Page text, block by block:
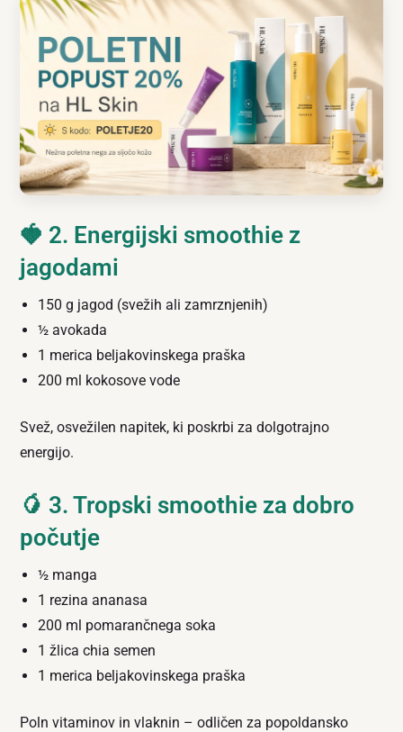
🍓 2. Energijski smoothie z
jagodami
150 g jagod (svežih ali zamrznjenih)
½ avokada
1 merica beljakovinskega praška
200 ml kokosove vode
Svež, osvežilen napitek, ki poskrbi za dolgotrajno
energijo.
🥭 3. Tropski smoothie za dobro
počutje
½ manga
1 rezina ananasa
200 ml pomarančnega soka
1 žlica chia semen
1 merica beljakovinskega praška
Poln vitaminov in vlaknin – odličen za popoldansko